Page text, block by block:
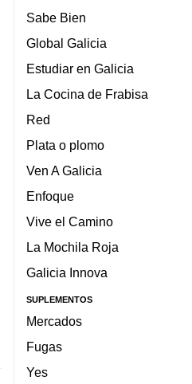
Sabe Bien
Global Galicia
Estudiar en Galicia
La Cocina de Frabisa
Red
Plata o plomo
Ven A Galicia
Enfoque
Vive el Camino
La Mochila Roja
Galicia Innova
SUPLEMENTOS
Mercados
Fugas
Yes